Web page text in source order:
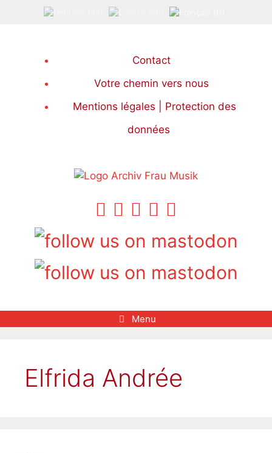
Contact
Votre chemin vers nous
Mentions légales | Protection des
données
Menu
Elfrida Andrée